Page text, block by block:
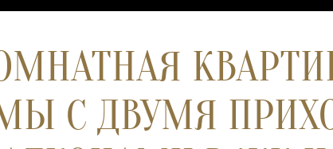
С ДВУМЯ